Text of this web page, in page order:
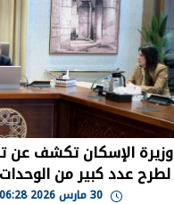
وزيرة الإسكان تكشف عن
لطرح عدد كبير من
بنظام الإيجار